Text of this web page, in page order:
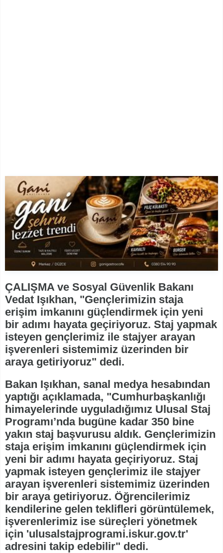
ÇALIŞMA ve Sosyal Güvenlik Bakanı
Vedat Işıkhan, "Gençlerimizin staja
erişim imkanını güçlendirmek için yeni
bir adımı hayata geçiriyoruz. Staj yapmak
isteyen gençlerimiz ile stajyer arayan
işverenleri sistemimiz üzerinden bir
araya getiriyoruz" dedi.
Bakan Işıkhan, sanal medya hesabından
yaptığı açıklamada, "Cumhurbaşkanlığı
himayelerinde uyguladığımız Ulusal Staj
Programı’nda bugüne kadar 350 bine
yakın staj başvurusu aldık. Gençlerimizin
staja erişim imkanını güçlendirmek için
yeni bir adımı hayata geçiriyoruz. Staj
yapmak isteyen gençlerimiz ile stajyer
arayan işverenleri sistemimiz üzerinden
bir araya getiriyoruz. Öğrencilerimiz
kendilerine gelen teklifleri görüntülemek,
işverenlerimiz ise süreçleri yönetmek
için 'ulusalstajprogrami.iskur.gov.tr'
adresini takip edebilir" dedi.